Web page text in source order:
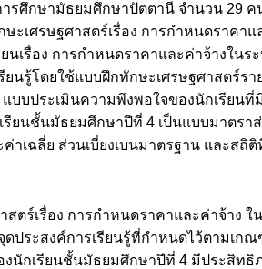
รศึกษามัธยมศึกษาปัตตานี จำนวน 29 ค
ะเศรษฐศาสตร์เรื่อง การกำหนดราค
นเรื่อง การกำหนดราคาและค่าจ้างใน
ยนรู้โดยใช้แบบฝึกทักษะเศรษฐศาสตร์ร
บบประเมินความพึงพอใจของนักเรียน
ยนชั้นมัธยมศึกษาปีที่ 4 เป็นแบบมาตร
าเฉลี่ย ส่วนเบี่ยงเบนมาตรฐาน และสถิ
ตร์เรื่อง การกำหนดราคาและค่าจ้าง
ประสงค์การเรียนรู้ที่กำหนดไว้ตามเก
นักเรียนชั้นมัธยมศึกษาปีที่ 4 มีประสิทธิ